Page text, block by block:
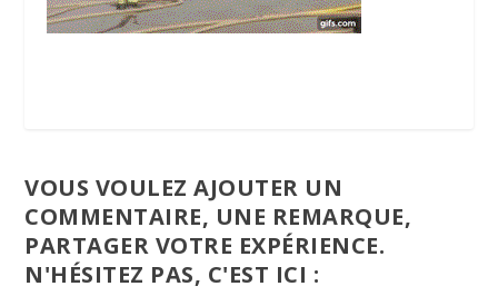
VOUS VOULEZ AJOUTER UN
COMMENTAIRE, UNE REMARQUE,
PARTAGER VOTRE EXPÉRIENCE.
N'HÉSITEZ PAS, C'EST ICI :